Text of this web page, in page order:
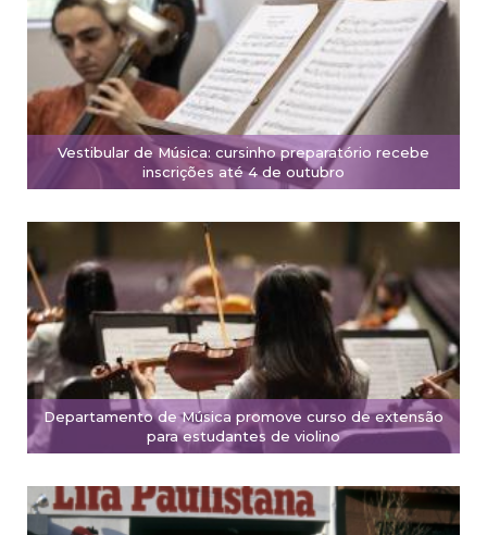
Vestibular de Música: cursinho preparatório recebe
inscrições até 4 de outubro
Departamento de Música promove curso de extensão
para estudantes de violino